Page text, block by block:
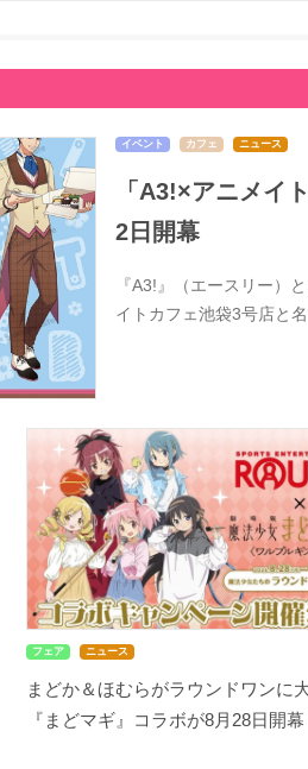
イベント カフェ ニュース
「A3!×アニメイ
2日開幕
『A3!』（エースリー）
イトカフェ池袋3号店と
フェア ニュース
まどか＆ほむらがラウンドワンに
『まどマギ』コラボが8月28日開